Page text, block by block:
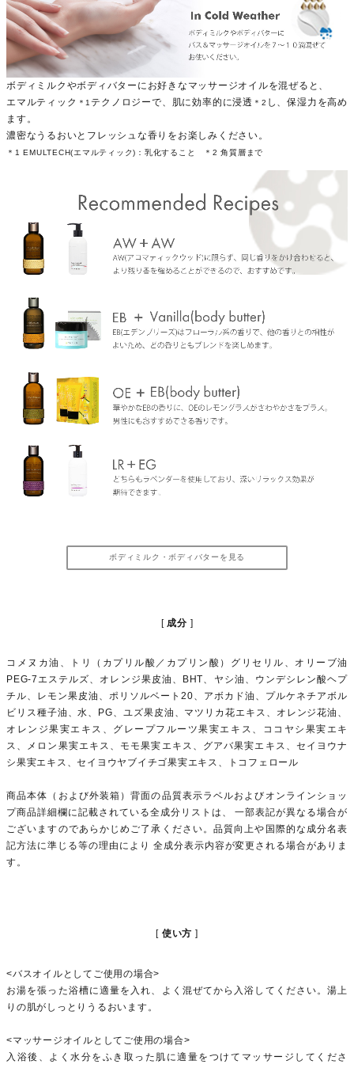
ボディミルクやボディバターにお好きなマッサージオイルを混ぜると、
エマルティック ＊1 テクノロジーで、肌に効率的に浸透 ＊2 し、保湿力を高め
ます。
濃密なうるおいとフレッシュな香りをお楽しみください。
＊1 EMULTECH(エマルティック)：乳化すること ＊2 角質層まで
ボディミルク・ボディバターを見る
成分
コメヌカ油、トリ（カプリル酸／カプリン酸）グリセリル、オリーブ油
PEG-7エステルズ、オレンジ果皮油、BHT、ヤシ油、ウンデシレン酸ヘプ
チル、レモン果皮油、ポリソルベート20、アボカド油、プルケネチアボル
ビリス種子油、水、PG、ユズ果皮油、マツリカ花エキス、オレンジ花油、
オレンジ果実エキス、グレープフルーツ果実エキス、ココヤシ果実エキ
ス、メロン果実エキス、モモ果実エキス、グアバ果実エキス、セイヨウナ
シ果実エキス、セイヨウヤブイチゴ果実エキス、トコフェロール
商品本体（および外装箱）背面の品質表示ラベルおよびオンラインショッ
プ商品詳細欄に記載されている全成分リストは、 一部表記が異なる場合が
ございますのであらかじめご了承ください。品質向上や国際的な成分名表
記方法に準じる等の理由により 全成分表示内容が変更される場合がありま
す。
使い方
<バスオイルとしてご使用の場合>
お湯を張った浴槽に適量を入れ、よく混ぜてから入浴してください。湯上
りの肌がしっとりうるおいます。
<マッサージオイルとしてご使用の場合>
入浴後、よく水分をふき取った肌に適量をつけてマッサージしてくださ